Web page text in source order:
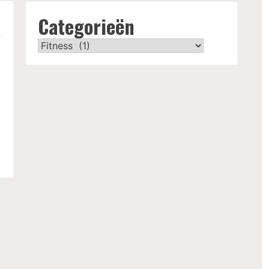
Categorieën
Categorieën